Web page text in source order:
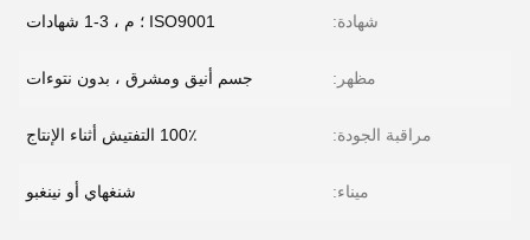
شهادة: ISO9001 ؛ م ، 3-1 شهادات
مظهر: جسم أنيق ومشرق ، بدون نتوءات
مراقبة الجودة: 100٪ التفتيش أثناء الإنتاج
ميناء: شنغهاي أو نينغبو